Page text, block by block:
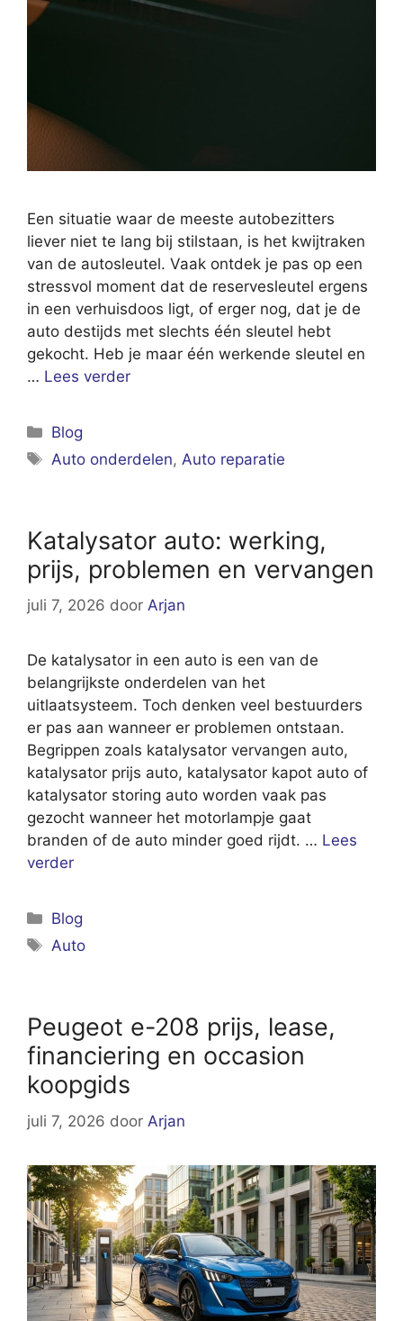
Een situatie waar de meeste autobezitters
liever niet te lang bij stilstaan, is het kwijtraken
van de autosleutel. Vaak ontdek je pas op een
stressvol moment dat de reservesleutel ergens
in een verhuisdoos ligt, of erger nog, dat je de
auto destijds met slechts één sleutel hebt
gekocht. Heb je maar één werkende sleutel en
… Lees verder
Categorieën
Blog
Tags
Auto onderdelen, Auto reparatie
Katalysator auto: werking,
prijs, problemen en vervangen
juli 7, 2026 door Arjan
De katalysator in een auto is een van de
belangrijkste onderdelen van het
uitlaatsysteem. Toch denken veel bestuurders
er pas aan wanneer er problemen ontstaan.
Begrippen zoals katalysator vervangen auto,
katalysator prijs auto, katalysator kapot auto of
katalysator storing auto worden vaak pas
gezocht wanneer het motorlampje gaat
branden of de auto minder goed rijdt. … Lees
verder
Categorieën
Blog
Tags
Auto
Peugeot e-208 prijs, lease,
financiering en occasion
koopgids
juli 7, 2026 door Arjan